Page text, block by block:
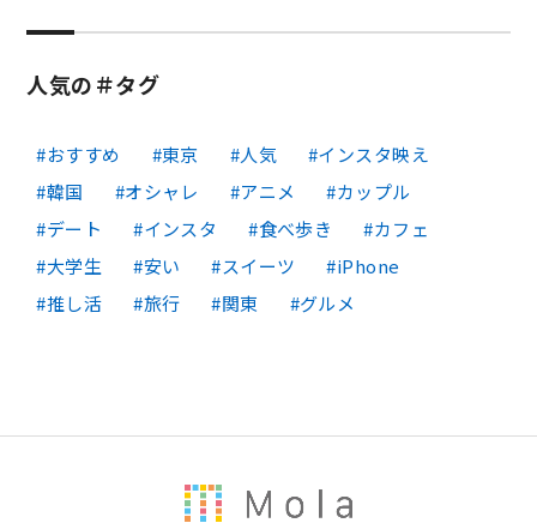
人気の＃タグ
おすすめ 東京 人気
インスタ映え
韓国
オシャレ アニメ
カップル
デート
インスタ 食べ歩き
カフェ
大学生
安い スイーツ
iPhone
推し活
旅行 関東 グルメ